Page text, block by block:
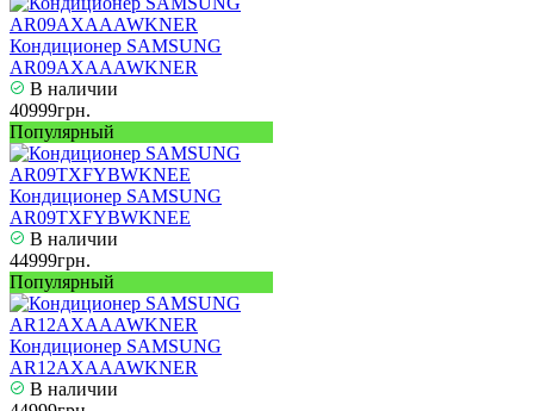
Кондиционер SAMSUNG
AR09AXAAAWKNER
В наличии
40999грн.
Популярный
Кондиционер SAMSUNG
AR09TXFYBWKNEE
В наличии
44999грн.
Популярный
Кондиционер SAMSUNG
AR12AXAAAWKNER
В наличии